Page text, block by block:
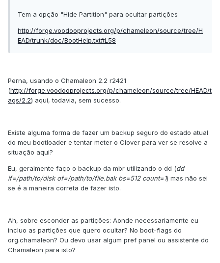
Tem a opção "Hide Partition" para ocultar partições
http://forge.voodooprojects.org/p/chameleon/source/tree/H
EAD/trunk/doc/BootHelp.txt#L58
Perna, usando o Chamaleon 2.2 r2421
(http://forge.voodooprojects.org/p/chameleon/source/tree/HEAD/t
ags/2.2) aqui, todavia, sem sucesso.
Existe alguma forma de fazer um backup seguro do estado atual
do meu bootloader e tentar meter o Clover para ver se resolve a
situação aqui?
Eu, geralmente faço o backup da mbr utilizando o dd (dd
if=/path/to/disk of=/path/to/file.bak bs=512 count=1) mas não sei
se é a maneira correta de fazer isto.
Ah, sobre esconder as partições: Aonde necessariamente eu
incluo as partições que quero ocultar? No boot-flags do
org.chamaleon? Ou devo usar algum pref panel ou assistente do
Chamaleon para isto?